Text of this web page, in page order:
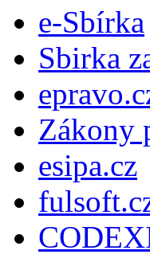
e-Sbírka
Sbirka
Zákony
esipa.cz